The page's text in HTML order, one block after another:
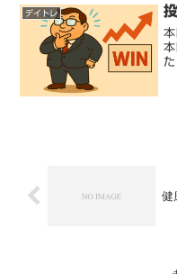
...
デイトレ
本
健